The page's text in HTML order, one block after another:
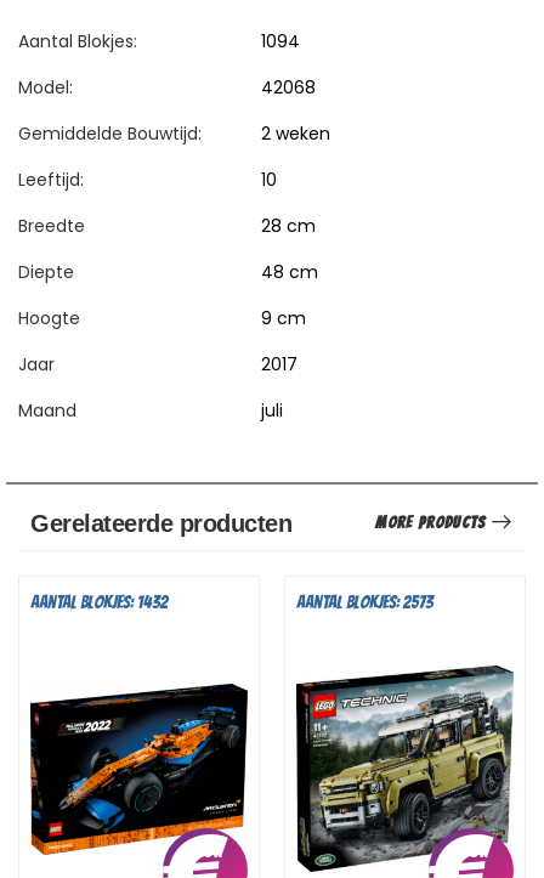
Aantal Blokjes:
1094
Model:
42068
Gemiddelde Bouwtijd:
2 weken
Leeftijd:
10
Breedte
28 cm
Diepte
48 cm
Hoogte
9 cm
Jaar
2017
Maand
juli
Gerelateerde producten More Products
Aantal blokjes: 1432 Aantal blokjes: 2573